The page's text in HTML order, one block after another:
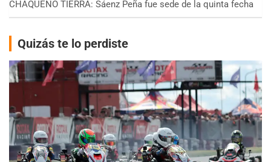
CHAQUEÑO TIERRA: Sáenz Peña fue sede de la quinta fecha
Quizás te lo perdiste